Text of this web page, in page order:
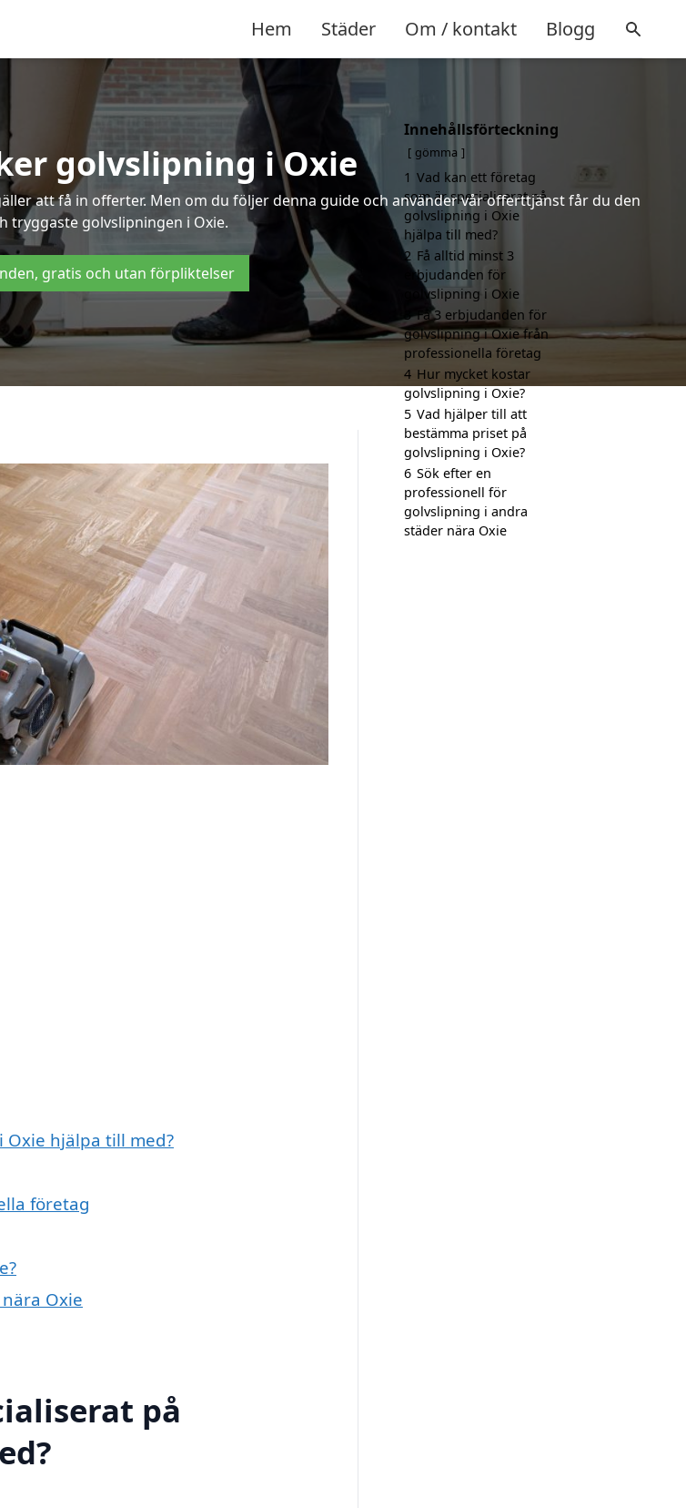
Hem Städer Om / kontakt Blogg
golvslipning i Oxie
att få in offerter. Men om du följer denna guide och använder vår offerttjänst får du den
tryggaste golvslipningen i Oxie.
gratis och utan förpliktelser
hjälpa till med?
företag
Oxie
på
Innehållsförteckning
gömma
1 Vad kan ett företag
som är specialiserat på
golvslipning i Oxie
hjälpa till med?
2 Få alltid minst 3
erbjudanden för
golvslipning i Oxie
3 Få 3 erbjudanden för
golvslipning i Oxie från
professionella företag
4 Hur mycket kostar
golvslipning i Oxie?
5 Vad hjälper till att
bestämma priset på
golvslipning i Oxie?
6 Sök efter en
professionell för
golvslipning i andra
städer nära Oxie